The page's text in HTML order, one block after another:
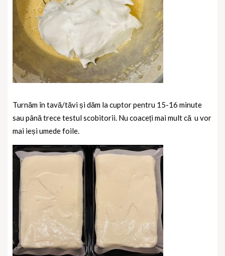
Turnăm în tavă/tăvi și dăm la cuptor pentru 15-16 minute
sau până trece testul scobitorii. Nu coaceți mai mult că u vor
mai ieși umede foile.